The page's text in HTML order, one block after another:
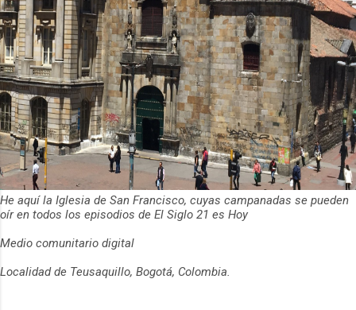
He aquí la Iglesia de San Francisco, cuyas campanadas se pueden
oír en todos los episodios de El Siglo 21 es Hoy
Medio comunitario digital
Localidad de Teusaquillo, Bogotá, Colombia.